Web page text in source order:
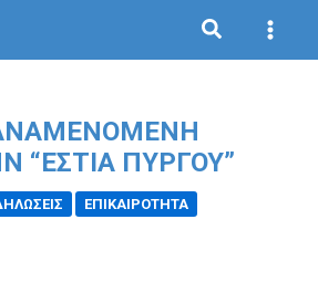
“ΕΣΤΙΑ ΠΥΡΓΟΥ”
ΕΠΙΚΑΙΡΟΤΗΤΑ